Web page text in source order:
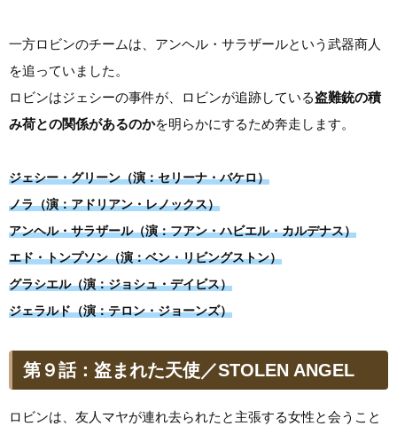
一方ロビンのチームは、アンヘル・サラザールという武器商人
を追っていました。
ロビンはジェシーの事件が、ロビンが追跡している盗難銃の積
み荷との関係があるのかを明らかにするため奔走します。
ジェシー・グリーン（演：セリーナ・バケロ）
ノラ（演：アドリアン・レノックス）
アンヘル・サラザール（演：フアン・ハビエル・カルデナス）
エド・トンプソン（演：ベン・リビングストン）
グラシエル（演：ジョシュ・デイビス）
ジェラルド（演：テロン・ジョーンズ）
第９話：盗まれた天使／STOLEN ANGEL
ロビンは、友人マヤが連れ去られたと主張する女性と会うこと